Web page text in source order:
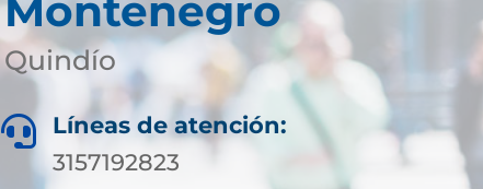
Montenegro
Quindío

Líneas de atención:
3157192823